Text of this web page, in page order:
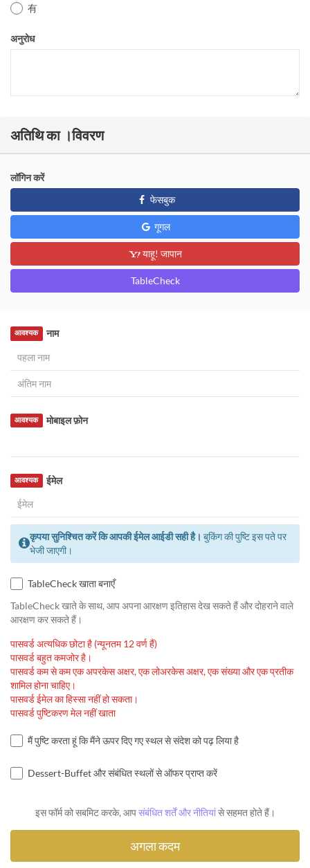
有
अनुरोध
अतिथि का ।विवरण
लॉगिन करें
फेसबुक
गूगल
याहू! जापान
TableCheck
नाम
आवश्यक
मोबाइल फ़ोन
आवश्यक
ईमेल
आवश्यक
कृपया सुनिश्चित करें कि आपकी ईमेल आईडी सही है। बुकिंग की पुष्टि इस पते पर
भेजी जाएगी।
TableCheck खाता बनाएँ
TableCheck खाते के साथ, आप अपना आरक्षण इतिहास देख सकते हैं और दोहराने वाले
आरक्षण कर सकते हैं।
पासवर्ड अत्यधिक छोटा है (न्यूनतम 12 वर्ण हैं)
पासवर्ड बहुत कमजोर है।
पासवर्ड कम से कम एक अपरकेस अक्षर, एक लोअरकेस अक्षर, एक संख्या और एक प्रतीक
शामिल होना चाहिए।
पासवर्ड ईमेल का हिस्सा नहीं हो सकता।
पासवर्ड पुष्टिकरण मेल नहीं खाता
मैं पुष्टि करता हूं कि मैंने ऊपर दिए गए स्थल से संदेश को पढ़ लिया है
Dessert-Buffet और संबंधित स्थलों से ऑफर प्राप्त करें
इस फॉर्म को सबमिट करके, आपसंबंधित शर्तें और नीतियांसे सहमत होते हैं।